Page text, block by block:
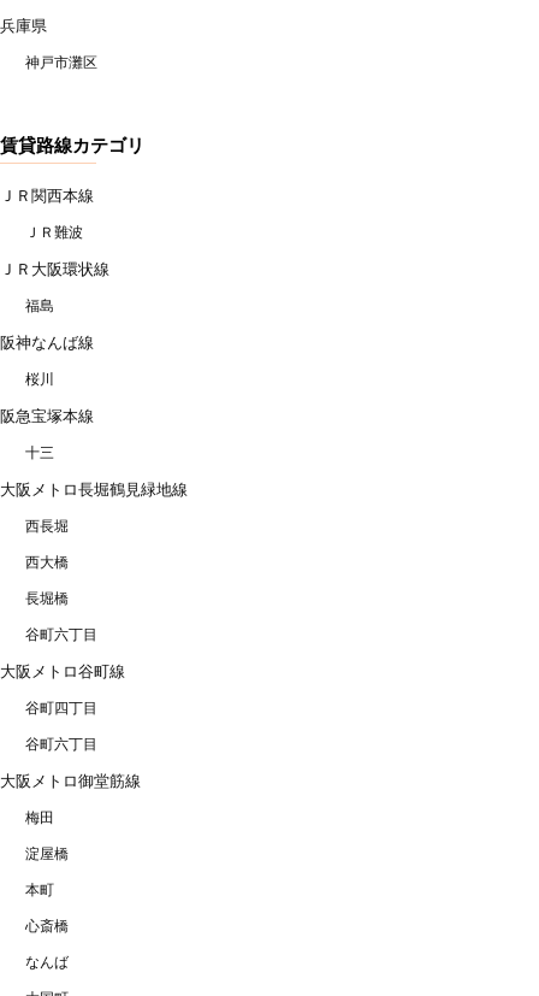
兵庫県
神戸市灘区
賃貸路線カテゴリ
ＪＲ関西本線
ＪＲ難波
ＪＲ大阪環状線
福島
阪神なんば線
桜川
阪急宝塚本線
十三
大阪メトロ長堀鶴見緑地線
西長堀
西大橋
長堀橋
谷町六丁目
大阪メトロ谷町線
谷町四丁目
谷町六丁目
大阪メトロ御堂筋線
梅田
淀屋橋
本町
心斎橋
なんば